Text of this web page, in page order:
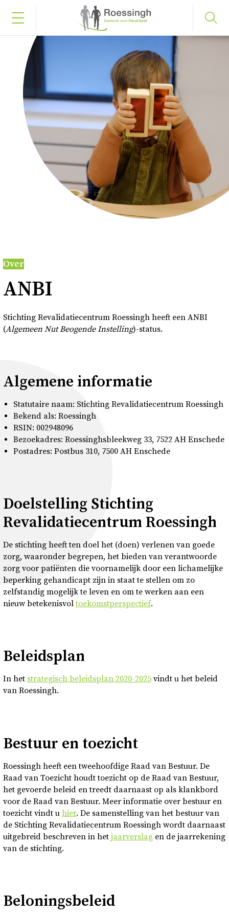
Home
Uw diagnose
Uw behandeling
Contact en bezoek
Donkere modus
Over
ANBI
Stichting Revalidatiecentrum Roessingh heeft een ANBI
(Algemeen Nut Beogende Instelling)-status.
Algemene informatie
Statutaire naam: Stichting Revalidatiecentrum Roessingh
Bekend als: Roessingh
RSIN: 002948096
Bezoekadres: Roessinghsbleekweg 33, 7522 AH Enschede
Postadres: Postbus 310, 7500 AH Enschede
Doelstelling Stichting
Revalidatiecentrum Roessingh
De stichting heeft ten doel het (doen) verlenen van goede
zorg, waaronder begrepen, het bieden van verantwoorde
zorg voor patiënten die voornamelijk door een lichamelijke
beperking gehandicapt zijn in staat te stellen om zo
zelfstandig mogelijk te leven en om te werken aan een
nieuw betekenisvoltoekomstperspectief.
Beleidsplan
In het strategisch beleidsplan 2020-2025 vindt u het beleid
van Roessingh.
Bestuur en toezicht
Roessingh heeft een tweehoofdige Raad van Bestuur. De
Raad van Toezicht houdt toezicht op de Raad van Bestuur,
het gevoerde beleid en treedt daarnaast op als klankbord
voor de Raad van Bestuur. Meer informatie over bestuur en
toezicht vindt u hier. De samenstelling van het bestuur van
de Stichting Revalidatiecentrum Roessingh wordt daarnaast
uitgebreid beschreven in het jaarverslag en de jaarrekening
van de stichting.
Beloningsbeleid